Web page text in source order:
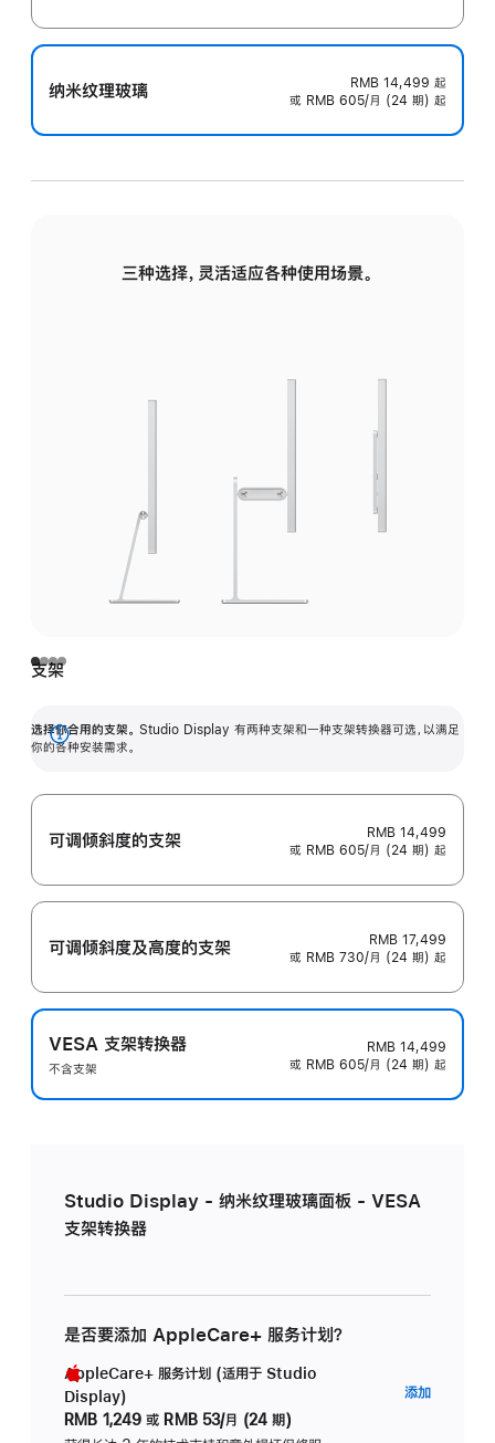
纳米纹理玻璃 RMB 14,499 起
或 RMB 605/月 (24 期) 起
三种选择，灵活适应各种使用场景。
支架
选择你合用的支架。 Studio Display 有两种支架和一种支架转换器可选，以满足
你的各种安装需求。
展
可调倾斜度的支架
RMB 14,499
或 RMB 605/月 (24 期) 起
可调倾斜度及高‍度的支‍架
RMB 17,499
或 RMB 730/月 (24 期) 起
VESA 支架转换器
不含支架
RMB 14,499
或 RMB 605/月 (24 期) 起
Studio Display - 纳米纹理玻璃面板 - VESA
支架转换器
是否要添加 AppleCare+ 服务计划？
AppleCare+ 服务计划 (适用于 Studio
Display)
RMB 1,249 或 RMB 53/月 (24 期)
添加